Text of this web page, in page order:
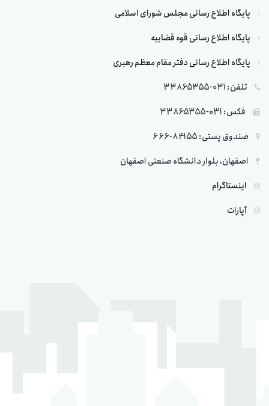
پایگاه اطلاع رسانی مجلس شورای اسلامی
پایگاه اطلاع رسانی قوه قضاییه
پایگاه اطلاع رسانی دفتر مقام معظم رهبری
تلفن: 031-33865355
فکس: 031-33865355
صندوق پستی: 84155-666
اصفهان، بلوار دانشگاه صنعتی اصفهان
اینستاگرام
آپارات